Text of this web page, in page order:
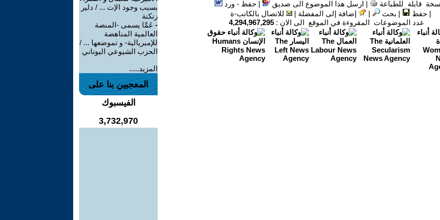
قابلة للطباعة | ارسل هذا الموضوع الى صديق |حفظ - ورد
|حفظ | بحث | إضافة إلى المفضلة |
للاتصال بالكاتب-ة
عدد الموضوعات المقروءة في الموقع الى الان : 4,294,967,295
بسبب وجود الإت ... / دلير
زنكنة
- عَمَّا يسمى -المنصة
العالمية المناهضة
للإمبريالية- و تموضعها ... /
الحزب الشيوعي اليوناني
المزيد.....
المعجبين بنا على
الفيسبوك
3,732,970